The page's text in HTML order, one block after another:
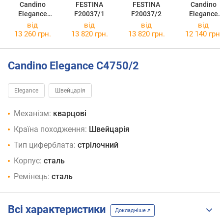
Candino
Elegance
C4750/A
FESTINA
F20037/1
FESTINA
F20037/2
Candino
Elegance
C4753/1
від
13 260 грн.
від
13 820 грн.
від
13 820 грн.
від
12 140
Candino Elegance C4750/2
Elegance Швейцарія
Механізм: кварцові
Країна походження: Швейцарія
Тип циферблата: стрілочний
Корпус: сталь
Ремінець: сталь
Всі характеристики Докладніше